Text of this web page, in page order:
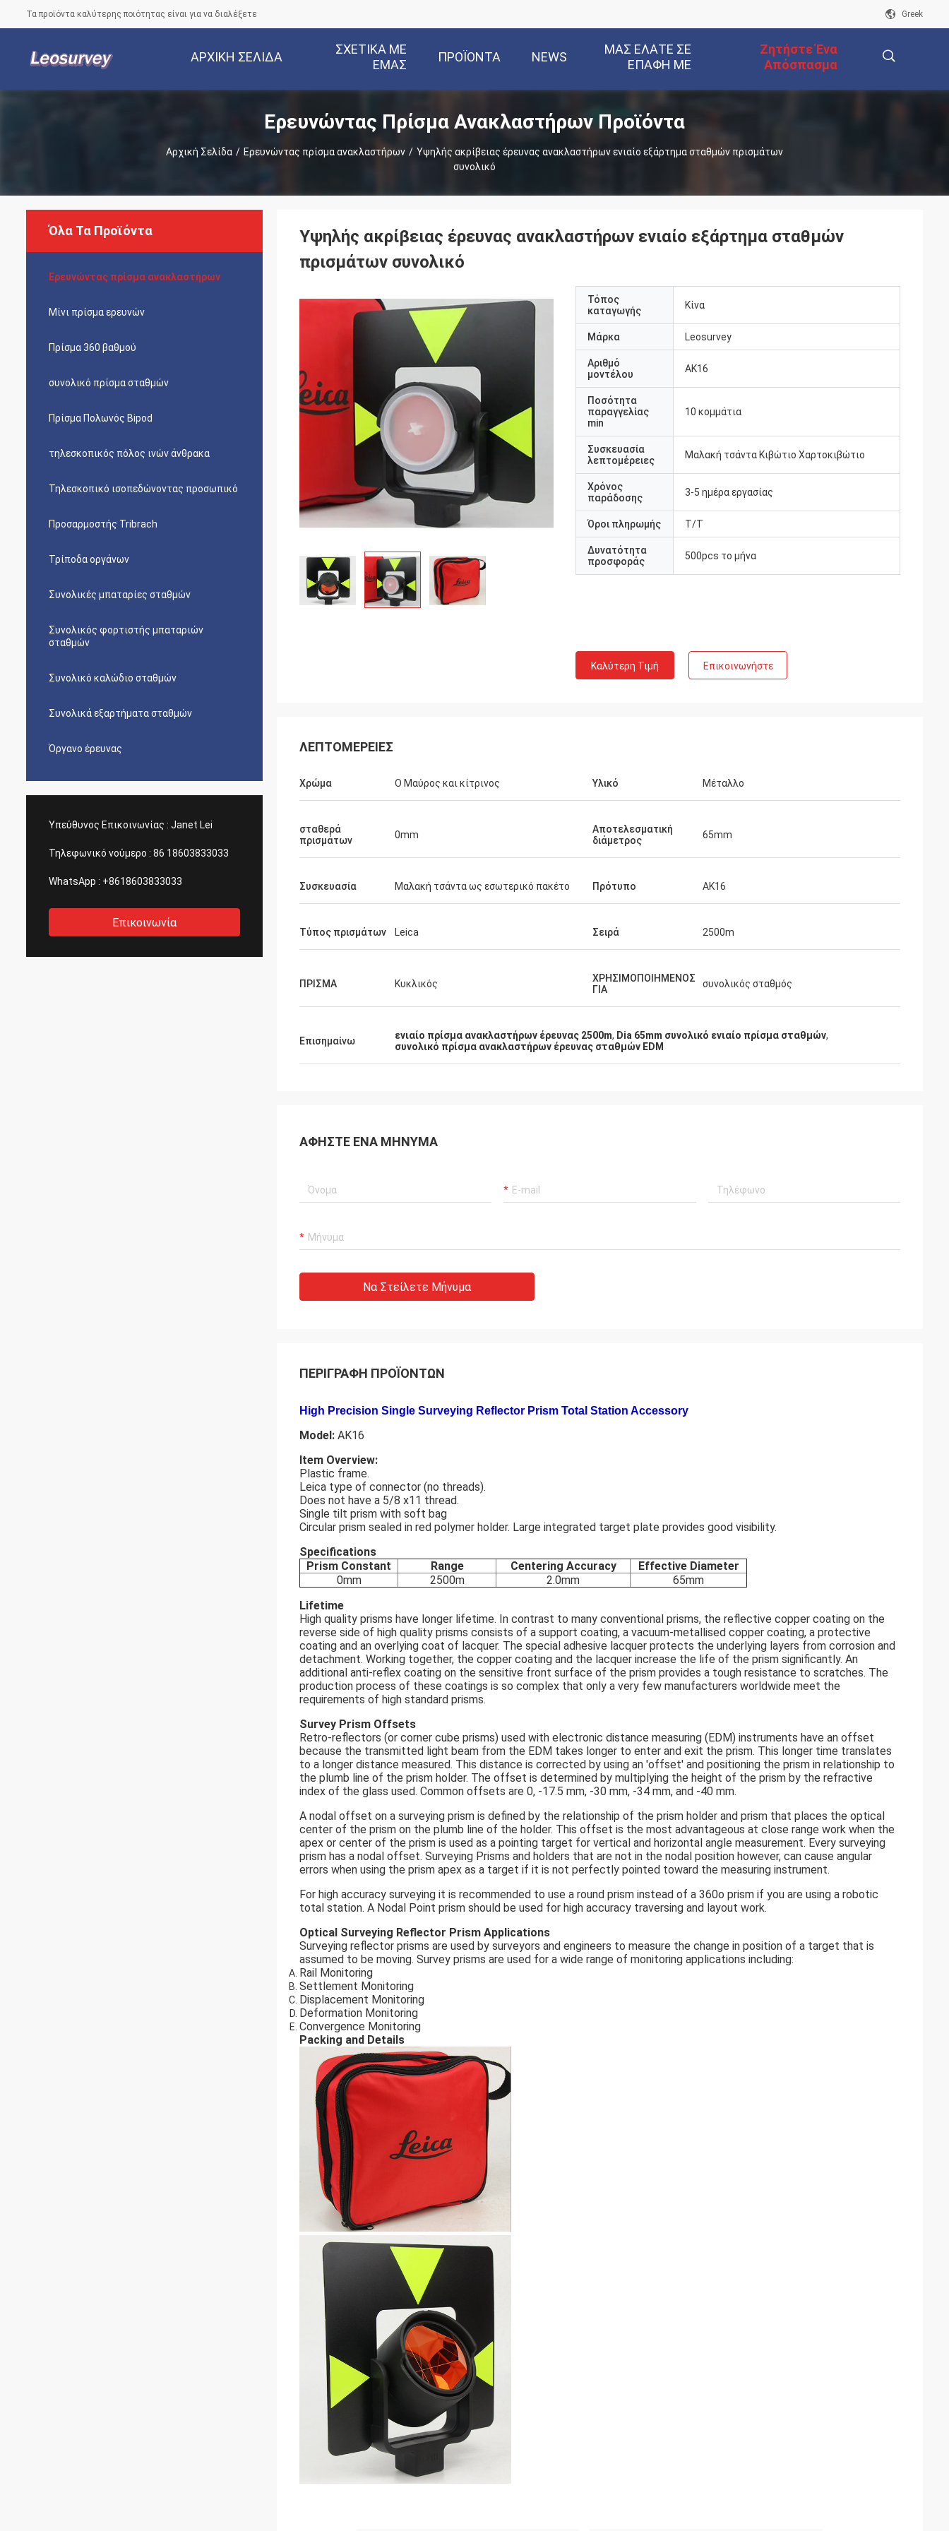
Τα προϊόντα καλύτερης ποιότητας είναι για να διαλέξετε Greek
ΑΡΧΙΚΉ ΣΕΛΊΔΑ
ΣΧΕΤΙΚΆ ΜΕ
ΕΜΆΣ
ΠΡΟΪΌΝΤΑ NEWS
ΜΑΣ ΕΛΆΤΕ ΣΕ
ΕΠΑΦΉ ΜΕ
Ζητήστε Ένα
Απόσπασμα
Ερευνώντας Πρίσμα Ανακλαστήρων Προϊόντα
Αρχική Σελίδα / Ερευνώντας πρίσμα ανακλαστήρων / Υψηλής ακρίβειας έρευνας ανακλαστήρων ενιαίο εξάρτημα σταθμών πρισμάτων
συνολικό
Όλα Τα Προϊόντα
Ερευνώντας πρίσμα ανακλαστήρων
Μίνι πρίσμα ερευνών
Πρίσμα 360 βαθμού
συνολικό πρίσμα σταθμών
Πρίσμα Πολωνός Bipod
τηλεσκοπικός πόλος ινών άνθρακα
Τηλεσκοπικό ισοπεδώνοντας προσωπικό
Προσαρμοστής Tribrach
Τρίποδα οργάνων
Συνολικές μπαταρίες σταθμών
Συνολικός φορτιστής μπαταριών
σταθμών
Συνολικό καλώδιο σταθμών
Συνολικά εξαρτήματα σταθμών
Όργανο έρευνας
Υπεύθυνος Επικοινωνίας : Janet Lei
Τηλεφωνικό νούμερο : 86 18603833033
WhatsApp : +8618603833033
Επικοινωνία
Υψηλής ακρίβειας έρευνας ανακλαστήρων ενιαίο εξάρτημα σταθμών
πρισμάτων συνολικό
Τόπος
καταγωγής
Κίνα
Μάρκα Leosurvey
Αριθμό
μοντέλου
AK16
Ποσότητα
παραγγελίας
min
10 κομμάτια
Συσκευασία
λεπτομέρειες
Μαλακή τσάντα Κιβώτιο Χαρτοκιβώτιο
Χρόνος
παράδοσης
3-5 ημέρα εργασίας
Όροι πληρωμής T/T
Δυνατότητα
προσφοράς
500pcs το μήνα
Καλύτερη Τιμή Επικοινωνήστε
ΛΕΠΤΟΜΈΡΕΙΕΣ
Χρώμα Ο Μαύρος και κίτρινος Υλικό Μέταλλο
σταθερά
πρισμάτων
0mm
Αποτελεσματική
διάμετρος
65mm
Συσκευασία Μαλακή τσάντα ως εσωτερικό πακέτο Πρότυπο AK16
Τύπος πρισμάτων Leica Σειρά 2500m
ΠΡΙΣΜΑ Κυκλικός
ΧΡΗΣΙΜΟΠΟΙΗΜΕΝΟΣ
ΓΙΑ
συνολικός σταθμός
Επισημαίνω ενιαίο πρίσμα ανακλαστήρων έρευνας 2500m, Dia 65mm συνολικό ενιαίο πρίσμα σταθμών,
συνολικό πρίσμα ανακλαστήρων έρευνας σταθμών EDM
ΑΦΉΣΤΕ ΈΝΑ ΜΉΝΥΜΑ
Να Στείλετε Μήνυμα
ΠΕΡΙΓΡΑΦΉ ΠΡΟΪΌΝΤΩΝ
High Precision Single Surveying Reflector Prism Total Station Accessory
Model: AK16
Item Overview:
Plastic frame.
Leica type of connector (no threads).
Does not have a 5/8 x11 thread.
Single tilt prism with soft bag
Circular prism sealed in red polymer holder. Large integrated target plate provides good visibility.
Specifications
Prism Constant
Range Centering Accuracy
Effective Diameter
0mm
2500m 2.0mm
65mm
Lifetime
High quality prisms have longer lifetime. In contrast to many conventional prisms, the reflective copper coating on the
reverse side of high quality prisms consists of a support coating, a vacuum-metallised copper coating, a protective
coating and an overlying coat of lacquer. The special adhesive lacquer protects the underlying layers from corrosion and
detachment. Working together, the copper coating and the lacquer increase the life of the prism significantly. An
additional anti-reflex coating on the sensitive front surface of the prism provides a tough resistance to scratches. The
production process of these coatings is so complex that only a very few manufacturers worldwide meet the
requirements of high standard prisms.
Survey Prism Offsets
Retro-reflectors (or corner cube prisms) used with electronic distance measuring (EDM) instruments have an offset
because the transmitted light beam from the EDM takes longer to enter and exit the prism. This longer time translates
to a longer distance measured. This distance is corrected by using an 'offset' and positioning the prism in relationship to
the plumb line of the prism holder. The offset is determined by multiplying the height of the prism by the refractive
index of the glass used. Common offsets are 0, -17.5 mm, -30 mm, -34 mm, and -40 mm.
A nodal offset on a surveying prism is defined by the relationship of the prism holder and prism that places the optical
center of the prism on the plumb line of the holder. This offset is the most advantageous at close range work when the
apex or center of the prism is used as a pointing target for vertical and horizontal angle measurement. Every surveying
prism has a nodal offset. Surveying Prisms and holders that are not in the nodal position however, can cause angular
errors when using the prism apex as a target if it is not perfectly pointed toward the measuring instrument.
For high accuracy surveying it is recommended to use a round prism instead of a 360o prism if you are using a robotic
total station. A Nodal Point prism should be used for high accuracy traversing and layout work.
Optical Surveying Reflector Prism Applications
Surveying reflector prisms are used by surveyors and engineers to measure the change in position of a target that is
assumed to be moving. Survey prisms are used for a wide range of monitoring applications including:
Rail Monitoring
Settlement Monitoring
Displacement Monitoring
Deformation Monitoring
Convergence Monitoring
Packing and Details